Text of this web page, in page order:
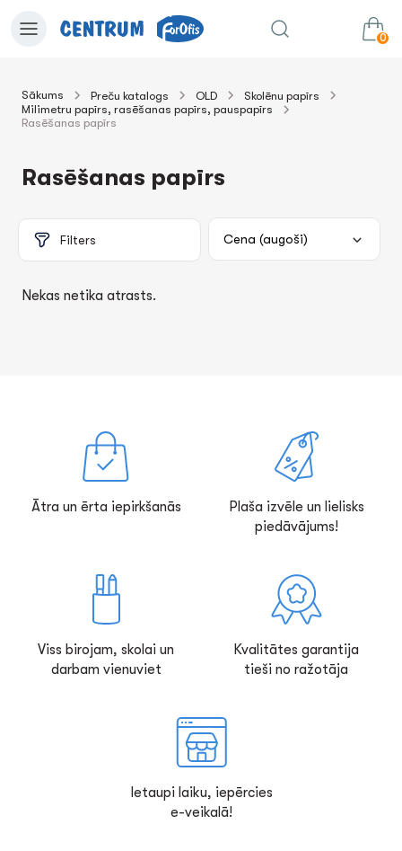
0
uz grozu Summa:
Sākums Preču katalogs OLD
Skolēnu papīrs
Milimetru papīrs, rasēšanas papīrs, pauspapīrs
Rasēšanas papīrs
Rasēšanas papīrs
Filters
Nekas netika atrasts.
Ātra un ērta iepirkšanās
Plaša izvēle un lielisks
piedāvājums!
Viss birojam, skolai un
darbam vienuviet
Kvalitātes garantija
tieši no ražotāja
Ietaupi laiku, iepērcies
e-veikalā!